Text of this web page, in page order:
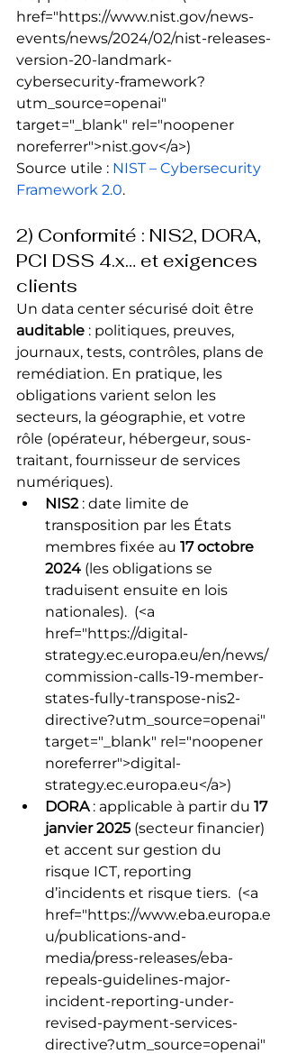
href="https://www.nist.gov/news-
events/news/2024/02/nist-releases-
version-20-landmark-
cybersecurity-framework?
utm_source=openai"
target="_blank" rel="noopener
noreferrer">nist.gov</a>)
Source utile : NIST – Cybersecurity
Framework 2.0.
2) Conformité : NIS2, DORA,
PCI DSS 4.x… et exigences
clients
Un data center sécurisé doit être
auditable : politiques, preuves,
journaux, tests, contrôles, plans de
remédiation. En pratique, les
obligations varient selon les
secteurs, la géographie, et votre
rôle (opérateur, hébergeur, sous-
traitant, fournisseur de services
numériques).
NIS2 : date limite de
transposition par les États
membres fixée au 17 octobre
2024 (les obligations se
traduisent ensuite en lois
nationales). (<a
href="https://digital-
strategy.ec.europa.eu/en/news/
commission-calls-19-member-
states-fully-transpose-nis2-
directive?utm_source=openai"
target="_blank" rel="noopener
noreferrer">digital-
strategy.ec.europa.eu</a>)
DORA : applicable à partir du 17
janvier 2025 (secteur financier)
et accent sur gestion du
risque ICT, reporting
d’incidents et risque tiers. (<a
href="https://www.eba.europa.e
u/publications-and-
media/press-releases/eba-
repeals-guidelines-major-
incident-reporting-under-
revised-payment-services-
directive?utm_source=openai"